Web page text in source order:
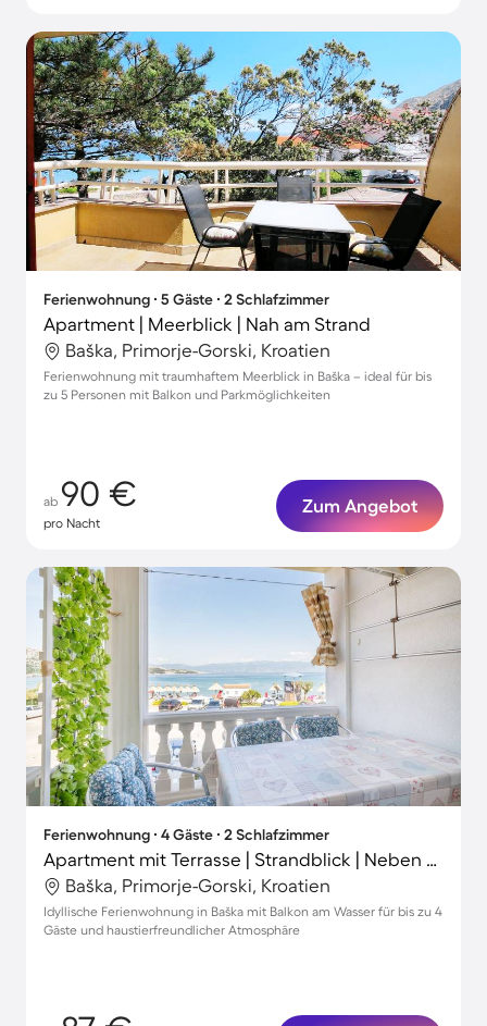
Ferienwohnung ∙ 5 Gäste ∙ 2 Schlafzimmer
Apartment | Meerblick | Nah am Strand
Baška, Primorje-Gorski, Kroatien
Ferienwohnung mit traumhaftem Meerblick in Baška – ideal für bis
zu 5 Personen mit Balkon und Parkmöglichkeiten
ab 90 €
pro Nacht
Zum Angebot
Ferienwohnung ∙ 4 Gäste ∙ 2 Schlafzimmer
Apartment mit Terrasse | Strandblick | Neben dem Strand | Ideal für Homeoffice | Haustiere erlaubt
Baška, Primorje-Gorski, Kroatien
Idyllische Ferienwohnung in Baška mit Balkon am Wasser für bis zu 4
Gäste und haustierfreundlicher Atmosphäre